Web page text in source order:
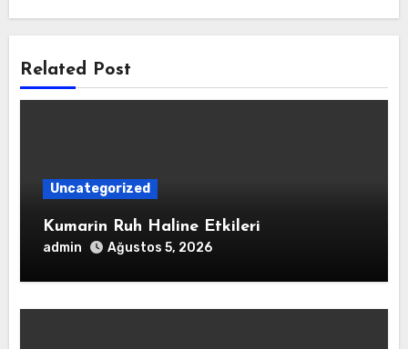
Related Post
Uncategorized
Kumarin Ruh Haline Etkileri
admin Ağustos 5, 2026